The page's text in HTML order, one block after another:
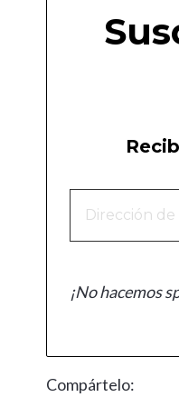
¡No hacemos
Compártelo: